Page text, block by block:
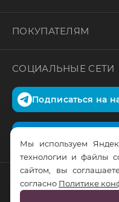
ПОКУПАТЕЛЯМ
СОЦИАЛЬНЫЕ СЕТИ
Подписаться на
© RusTrus. 2011-2026.
Мы используем
технологии и файлы
сайтом, вы
согласно Политике